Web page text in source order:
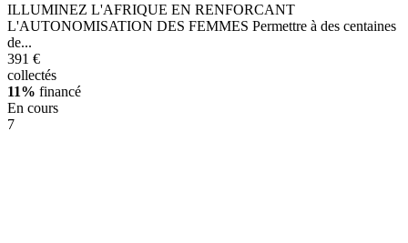
ILLUMINEZ L'AFRIQUE EN RENFORCANT
L'AUTONOMISATION DES FEMMES Permettre à des centaines
de...
391 €
collectés
11% financé
En cours
7